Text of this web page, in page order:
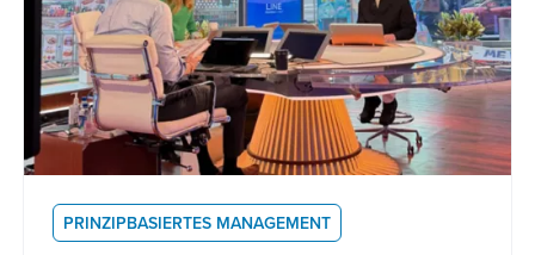
PRINZIPBASIERTES MANAGEMENT